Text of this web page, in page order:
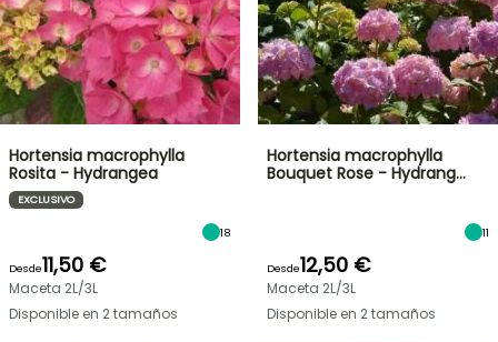
Hortensia macrophylla
Rosita - Hydrangea
EXCLUSIVO
18
Desde11,50 €
Maceta 2L/3L
Disponible en 2 tamaños
Hortensia macrophylla
Bouquet Rose - Hydrang…
11
Desde12,50 €
Maceta 2L/3L
Disponible en 2 tamaños